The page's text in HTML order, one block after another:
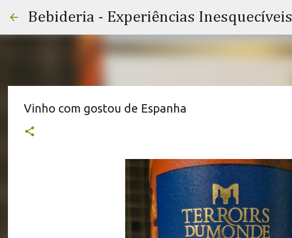
Bebideria - Experiências Inesquecíveis
Vinho com gostou de Espanha